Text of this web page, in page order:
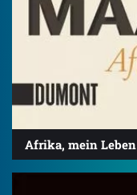
Afrika, mein Leben